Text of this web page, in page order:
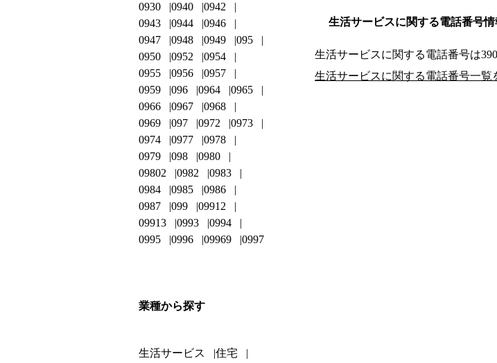
生活サービスに関する電話番号情
生活サービスに関する電話番号は
生活サービスに関する電話番号一覧
0930
0940
0942
0943
0944
0946
0947
0948 0949
095
0950
0952
0954
0955
0956
0957
0959
096 0964
0965
0966
0967
0968
0969
097 0972
0973
0974
0977
0978
0979
098
0980
09802
0982
0983
0984
0985
0986
0987
099
09912
09913
0993
0994
0995
0996 09969 0997
業種から探す
生活サービス 住宅